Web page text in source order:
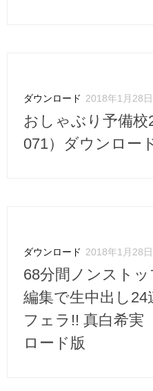
ダウンロード 2018年1月28日
おしゃぶり予備
071）ダウンロー
ダウンロード 2018年1月28日
68分間ノンスト
編集で生中出し
フェラ!! 真白希実
ロード版